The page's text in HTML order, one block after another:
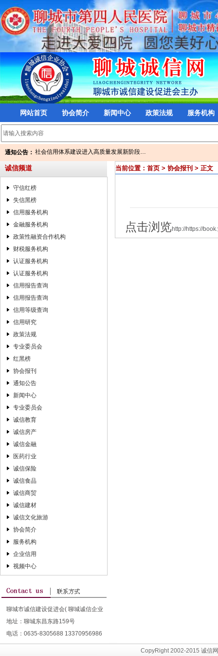
网站首页 协会简介 新闻中心 政策法规 服务机构
通知公告：
两部门：加强科学事业单位内部控制建设…
社会信用体系建设进入高质量发展新阶段…
龙舟公开赛即将开赛 聊城这些路段将实…
最高可获5000万元基金支持！信用大数据…
2016—2017年度诚信品牌查询
关于印发2017年下半年全市“两体系一平…
山东省人力资源和社会保障厅 关于印发…
两部门：加强科学事业单位内部控制建设…
社会信用体系建设进入高质量发展新阶段…
龙舟公开赛即将开赛 聊城这些路段将实…
公 告
最高可获5000万元基金支持！信用大数据…
省政府紧急通知：群众供暖宜煤则煤、宜…
关于印发2017年下半年全市“两体系一平…
山东省人力资源和社会保障厅 关于印发…
诚信频道
守信红榜
失信黑榜
信用服务机构
金融服务机构
政策性融资合作机构
财税服务机构
认证服务机构
认证服务机构
信用报告查询
信用报告查询
信用等级查询
信用研究
政策法规
专业委员会
红黑榜
协会报刊
通知公告
新闻中心
专业委员会
诚信教育
诚信房产
诚信金融
医药行业
诚信保险
诚信食品
诚信商贸
诚信建材
诚信文化旅游
协会简介
服务机构
企业信用
视频中心
聊城市诚信建设促进会( 聊城诚信企业
协会）
地址：聊城东昌东路159号
电话：0635-8305688 13370956986
当前位置： 首页 > 协会报刊 > 正文
点击浏览 http://https://
CopyRight 2002-2015 诚信